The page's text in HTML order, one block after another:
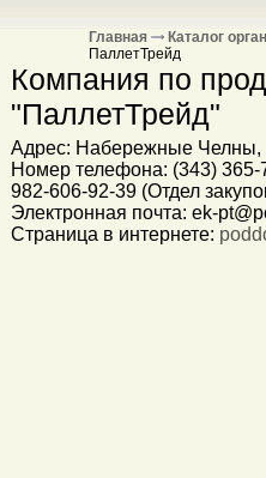
Главная
Каталог
ПаллетТрейд
Компания по
"ПаллетТрейд"
Адрес: Набережные Челны,
Номер телефона: (343) 365-
982-606-92-39 (Отдел
Электронная почта: ek-
Страница в интернете: